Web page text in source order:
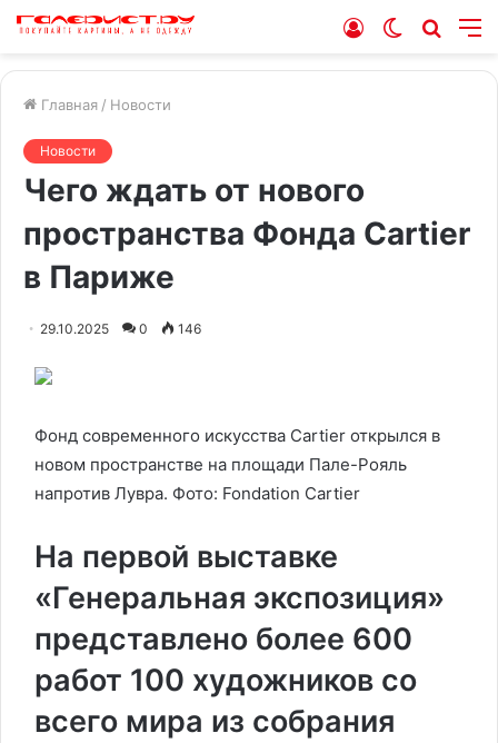
Switch
Войти
Главная / Новости
Новости
Чего ждать от нового
пространства Фонда Cartier
в Париже
29.10.2025 0 146
Фонд современного искусства Cartier открылся в
новом пространстве на площади Пале-Рояль
напротив Лувра. Фото: Fondation Cartier
На первой выставке
«Генеральная экспозиция»
представлено более 600
работ 100 художников со
всего мира из собрания